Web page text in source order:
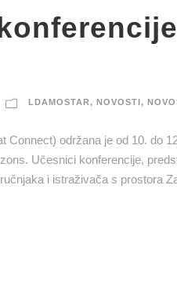
LDAMOSTAR, NOVOSTI,
Connect) održana je od 10. do
Učesnici konferencije,
i istraživača s prostora